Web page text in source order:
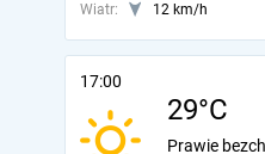
Wiatr:
12 km/h
17:00
29°C
Prawie